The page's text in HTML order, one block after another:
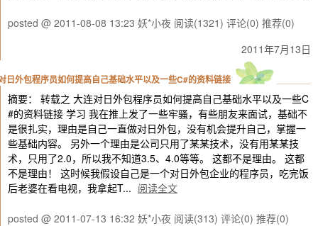
posted @ 2011-08-08 13:23 妖*小夜 阅读(1321) 评论(0) 推荐(0)
2011年7月13日
日外包程序员如何提高自己基础水平以及一些C#的资料链接
摘要： 转载之 大连对日外包程序员如何提高自己基础水平以及一些C
#的资料链接 学习 我在推上发了一些牢骚，有些朋友来面试，基础不
是很扎实，理由是自己一直做对日外包，没有机会提升自己，掌握一
些基础内容。 另外一个理由是公司只用了某某技术，没有用某某技
术，只用了2.0，所以我不知道3.5、4.0等等。 这都不是理由。 这都
不是理由！ 这时候我假设自己是一个对日外包企业的程序员，吃完饭
后老婆在看电视，我拿起T... 阅读全文
posted @ 2011-07-13 16:32 妖*小夜 阅读(313) 评论(0) 推荐(0)